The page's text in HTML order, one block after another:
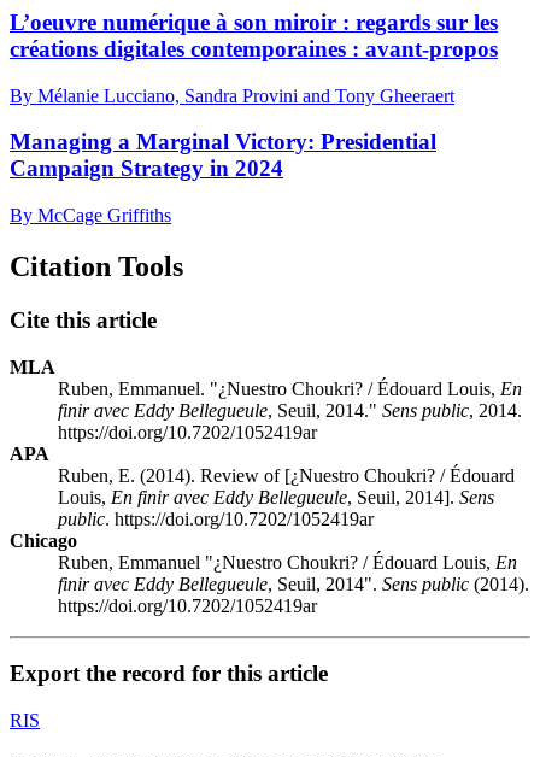
L’oeuvre numérique à son miroir : regards sur les
créations digitales contemporaines : avant-propos
By Mélanie Lucciano, Sandra Provini and Tony Gheeraert
Managing a Marginal Victory: Presidential
Campaign Strategy in 2024
By McCage Griffiths
Citation Tools
Cite this article
MLA
Ruben, Emmanuel. "¿Nuestro Choukri? / Édouard Louis, En
finir avec Eddy Bellegueule, Seuil, 2014." Sens public, 2014.
https://doi.org/10.7202/1052419ar
APA
Ruben, E. (2014). Review of [¿Nuestro Choukri? / Édouard
Louis, En finir avec Eddy Bellegueule, Seuil, 2014]. Sens
public. https://doi.org/10.7202/1052419ar
Chicago
Ruben, Emmanuel "¿Nuestro Choukri? / Édouard Louis, En
finir avec Eddy Bellegueule, Seuil, 2014". Sens public (2014).
https://doi.org/10.7202/1052419ar
Export the record for this article
RIS